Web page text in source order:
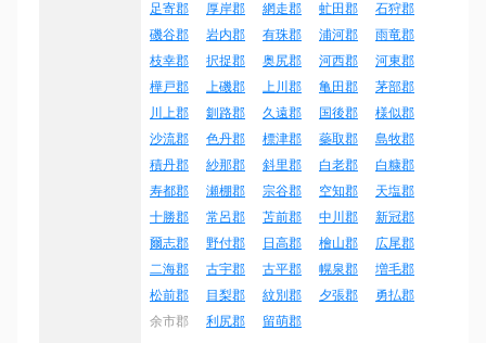
足寄郡
厚岸郡 網走郡 虻田郡
石狩郡
磯谷郡
岩内郡 有珠郡 浦河郡
雨竜郡
枝幸郡
択捉郡 奥尻郡 河西郡
河東郡
樺戸郡
上磯郡 上川郡 亀田郡
茅部郡
川上郡
釧路郡 久遠郡 国後郡
様似郡
沙流郡
色丹郡 標津郡 蘂取郡
島牧郡
積丹郡
紗那郡 斜里郡 白老郡
白糠郡
寿都郡
瀬棚郡 宗谷郡 空知郡
天塩郡
十勝郡
常呂郡 苫前郡 中川郡
新冠郡
爾志郡
野付郡 日高郡 檜山郡
広尾郡
二海郡
古宇郡 古平郡 幌泉郡
増毛郡
松前郡
目梨郡 紋別郡 夕張郡
勇払郡
余市郡
利尻郡 留萌郡